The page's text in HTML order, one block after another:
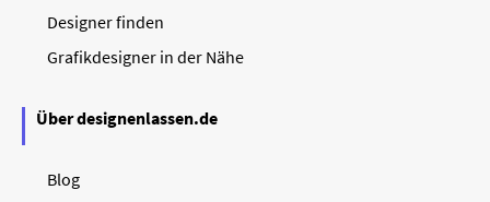
Designer finden
Grafikdesigner in der Nähe
Über designenlassen.de
Blog